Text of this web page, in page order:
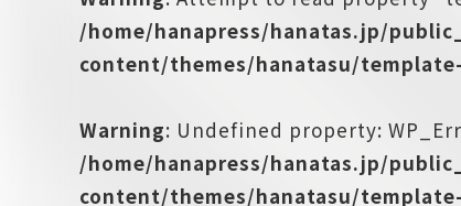
/home/hanapress/hanatas.jp/
content/themes/hanatasu/
Warning: Undefined property:
/home/hanapress/hanatas.jp/
content/themes/hanatasu/